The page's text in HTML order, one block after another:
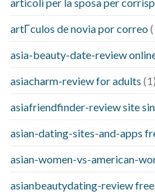
artГ­culos de novia por correo
asia-beauty-date-review
asiacharm-review for adults (1)
asiafriendfinder-review site
asian-dating-sites-and-apps
asian-women-vs-american-
asianbeautydating-review